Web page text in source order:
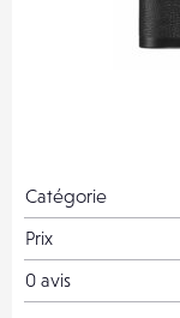
Catégorie
Prix
0 avis